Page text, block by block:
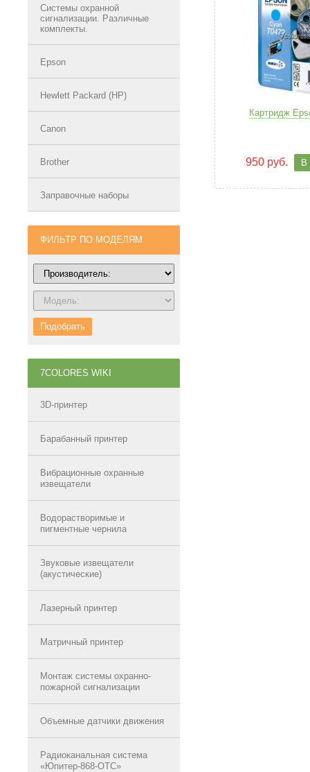
Системы охранной
сигнализации. Различные
комплекты.
Epson
Hewlett Packard (HP)
Canon
Brother
Заправочные наборы
ФИЛЬТР ПО МОДЕЛЯМ
Подобрать
7COLORES WIKI
3D-принтер
Барабанный принтер
Вибрационные охранные
извещатели
Водорастворимые и
пигментные чернила
Звуковые извещатели
(акустические)
Лазерный принтер
Матричный принтер
Монтаж системы охранно-
пожарной сигнализации
Объемные датчики движения
Радиоканальная система
«Юпитер-868-ОТС»
Картридж
950 руб. В